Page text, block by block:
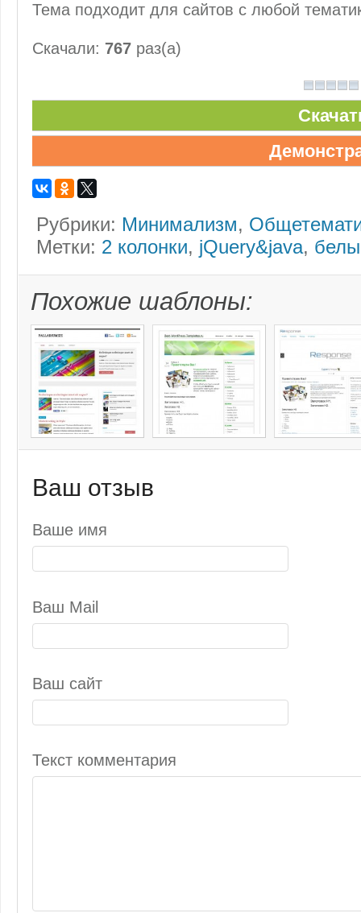
Тема подходит для сайтов с любой
Скачали: 767 раз(а)
Рубрики: Минимализм,
Метки: 2 колонки, jQuery&java,
Похожие шаблоны:
Ваш отзыв
Ваше имя
Ваш Mail
Ваш сайт
Текст комментария